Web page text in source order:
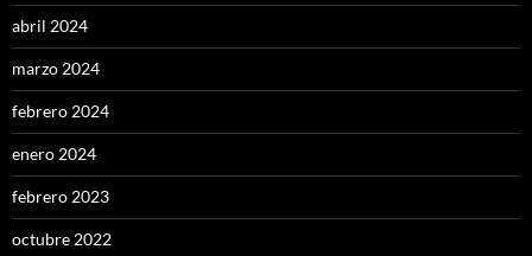
abril 2024
marzo 2024
febrero 2024
enero 2024
febrero 2023
octubre 2022